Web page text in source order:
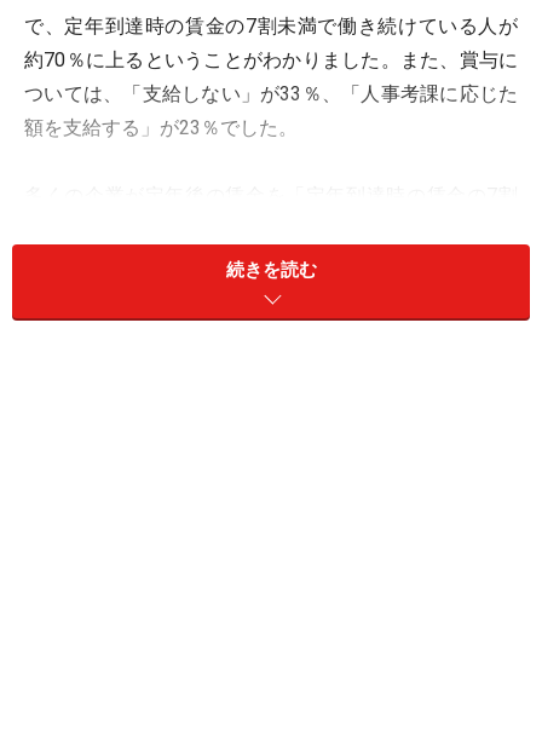
で、定年到達時の賃金の7割未満で働き続けている人が
約70％に上るということがわかりました。また、賞与に
ついては、「支給しない」が33％、「人事考課に応じた
額を支給する」が23％でした。
との併給調整」です。そして、隠れたもうひとつの理由
が「高年齢雇用継続給付」です。
続きを読む